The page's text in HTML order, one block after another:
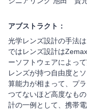
アブストラクト：
光学レンズ設計の手法
ではレンズ設計は
ーソフトウェアによっ
レンズが持つ自由度と
算能力が相まって、プ
つてないほど高度なも
計の一例として、携帯